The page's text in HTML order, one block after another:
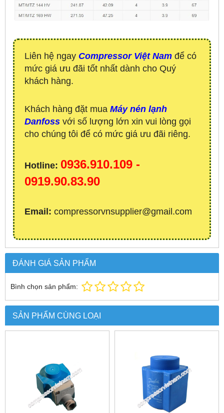
Liên hệ ngay Compressor Việt Nam để có
mức giá ưu đãi tốt nhất dành cho Quý
khách hàng.
Khách hàng đặt mua Máy nén lạnh
Danfoss với số lượng lớn xin vui lòng gọi
cho chúng tôi để có mức giá ưu đãi riêng.
Hotline: 0936.910.109 -
0919.90.83.90
Email: compressorvnsupplier@gmail.com
ĐÁNH GIÁ SẢN PHẨM
Bình chọn sản phẩm:
SẢN PHẨM CÙNG LOẠI